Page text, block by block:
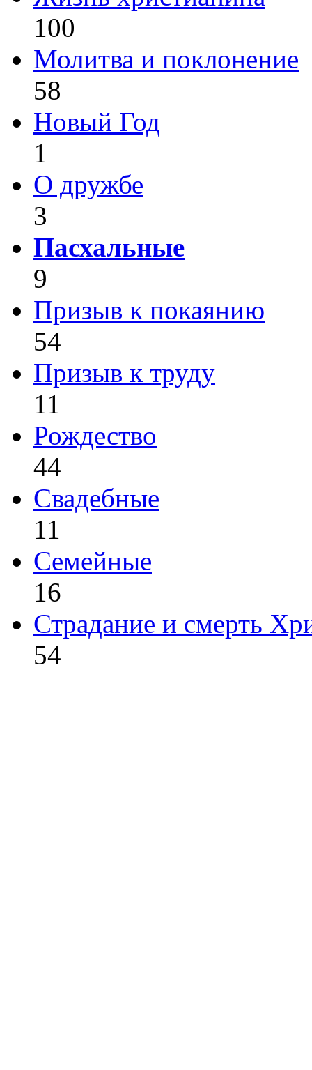
100
Молитва и поклонение
58
Новый Год
1
О дружбе
3
Пасхальные
9
Призыв к покаянию
54
Призыв к труду
11
Рождество
44
Свадебные
11
Семейные
16
Страдание и смерть
54